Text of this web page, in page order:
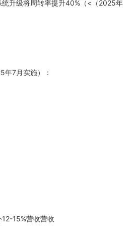
升级将周转率提升40%（<（2025年
年7月实施）：
15%营收营收